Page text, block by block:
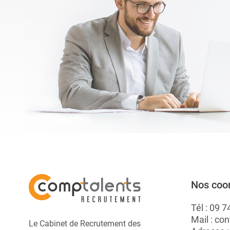
bon emploi très
rapidement. Elles ...
A.
Le Cabinet de Recrutement des
Nos
Tél : 09
Mail :